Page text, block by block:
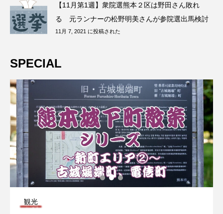
【11月第1週】衆院選熊本２区は野田さん敗れ
る 元ランナーの松野明美さんが参院選出馬検討
11月 7, 2021 に投稿された
SPECIAL
観光